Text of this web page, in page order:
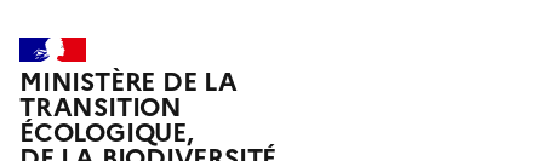
MINISTÈRE DE LA
TRANSITION
ÉCOLOGIQUE,